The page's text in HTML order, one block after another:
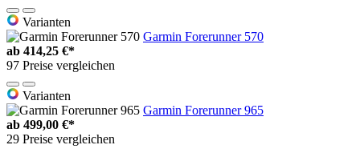
Varianten
Garmin Forerunner 570
ab 414,25 €*
97 Preise vergleichen
Varianten
Garmin Forerunner 965
ab 499,00 €*
29 Preise vergleichen